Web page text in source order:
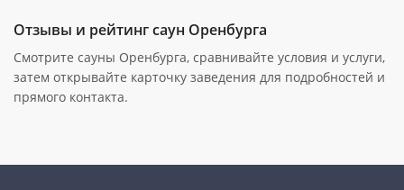
Отзывы и рейтинг саун Оренбурга
Смотрите сауны Оренбурга, сравнивайте условия и услуги,
затем открывайте карточку заведения для подробностей и
прямого контакта.